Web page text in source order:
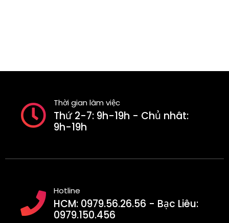
Thời gian làm việc
Thứ 2-7: 9h-19h - Chủ nhât:
9h-19h
Hotline
HCM: 0979.56.26.56 - Bạc Liêu:
0979.150.456